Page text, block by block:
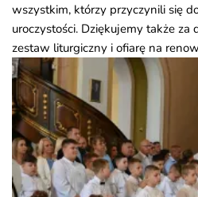
wszystkim, którzy przyczynili się
uroczystości. Dziękujemy także za
zestaw liturgiczny i ofiarę na